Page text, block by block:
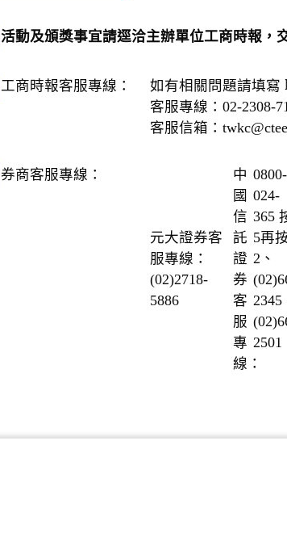
活動及頒獎事宜請逕洽主辦單位工商時報，
工商時報客服專線： 如有相關問題請填寫
客服專線： 02-2308-
客服信箱：
券商客服專線：
元大證券客
服專線：
(02)2718-
5886
中
國
信
託
證
券
客
服
專
線：
0800-
024-
365
5再
2、
2345
2501